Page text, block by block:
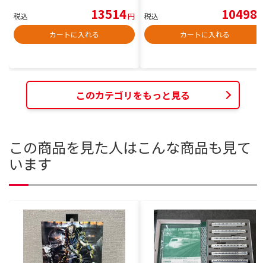
税込 13514円
カートに入れる
税込 10498
カートに入れる
このカテゴリをもっと見る
この商品を見た人はこんな商品も見て
います